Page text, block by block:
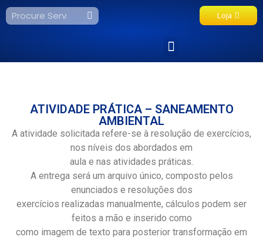
Loja
ATIVIDADE PRÁTICA – SANEAMENTO
AMBIENTAL
A atividade solicitada refere-se à resolução de exercícios,
nos níveis dos abordados em
aula e nas atividades práticas.
A entrega será um arquivo único, composto pelos
enunciados e resoluções dos
exercícios realizadas manualmente, cálculos podem ser
feitos a mão e inserido como
como imagem de texto para posterior transformação em